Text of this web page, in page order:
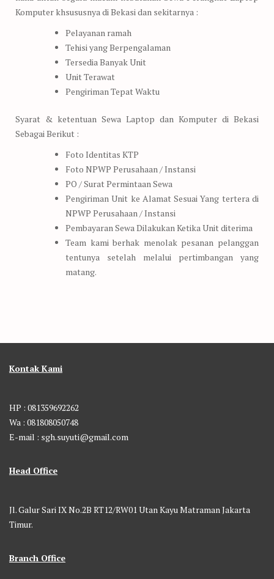
Komputer khsususnya di Bekasi dan sekitarnya :
Pelayanan ramah
Tehisi yang Berpengalaman
Tersedia Banyak Unit
Unit Terawat
Pengiriman Tepat Waktu
Syarat & ketentuan Sewa Laptop dan Komputer di Bekasi
Sebagai Berikut :
Foto Identitas KTP
Foto NPWP Perusahaan / Instansi
PO / Surat Permintaan Sewa
Pengiriman Unit ke Alamat Sesuai Yang tertera di
NPWP Perusahaan / Instansi
Pembayaran Sewa Dilakukan Ketika Unit diterima
Team kami berhak menolak pesanan pelanggan
tentunya setelah melalui pertimbangan yang
matang.
Kontak Kami
HP : 081359692262
Wa : 081808050748
E-mail : sgh.suyuti@gmail.com
Head Office
Jl. Galur Sari IX No.2B RT12/RW01 Utan Kayu Matraman Jakarta
Timur.
Branch Office